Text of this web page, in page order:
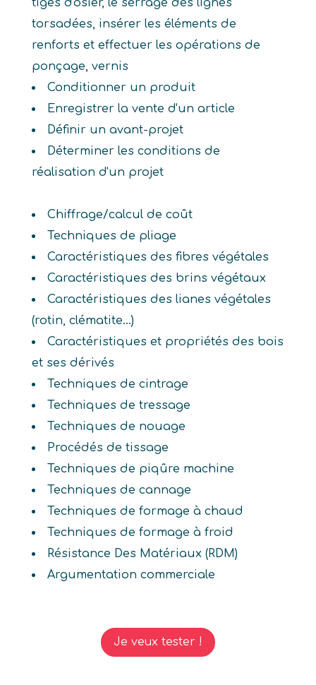
tiges d'osier, le serrage des lignes
torsadées, insérer les éléments de
renforts et effectuer les opérations de
ponçage, vernis
Conditionner un produit
Enregistrer la vente d'un article
Définir un avant-projet
Déterminer les conditions de
réalisation d'un projet
Chiffrage/calcul de coût
Techniques de pliage
Caractéristiques des fibres végétales
Caractéristiques des brins végétaux
Caractéristiques des lianes végétales
(rotin, clématite...)
Caractéristiques et propriétés des bois
et ses dérivés
Techniques de cintrage
Techniques de tressage
Techniques de nouage
Procédés de tissage
Techniques de piqûre machine
Techniques de cannage
Techniques de formage à chaud
Techniques de formage à froid
Résistance Des Matériaux (RDM)
Argumentation commerciale
Je veux tester !